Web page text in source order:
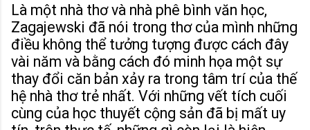
Là một nhà thơ và nhà phê bình văn học,
Zagajewski đã nói trong thơ của mình những
điều không thể tưởng tượng được cách đây
vài năm và bằng cách đó minh họa một sự
thay đổi căn bản xảy ra trong tâm trí của thế
hệ nhà thơ trẻ nhất. Với những vết tích cuối
cùng của học thuyết cộng sản đã bị mất uy